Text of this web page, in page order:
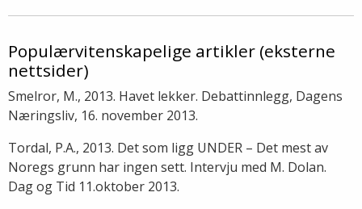
Populærvitenskapelige artikler (eksterne
nettsider)
Smelror, M., 2013. Havet lekker. Debattinnlegg, Dagens
Næringsliv, 16. november 2013.
Tordal, P.A., 2013. Det som ligg UNDER – Det mest av
Noregs grunn har ingen sett. Intervju med M. Dolan.
Dag og Tid 11.oktober 2013.